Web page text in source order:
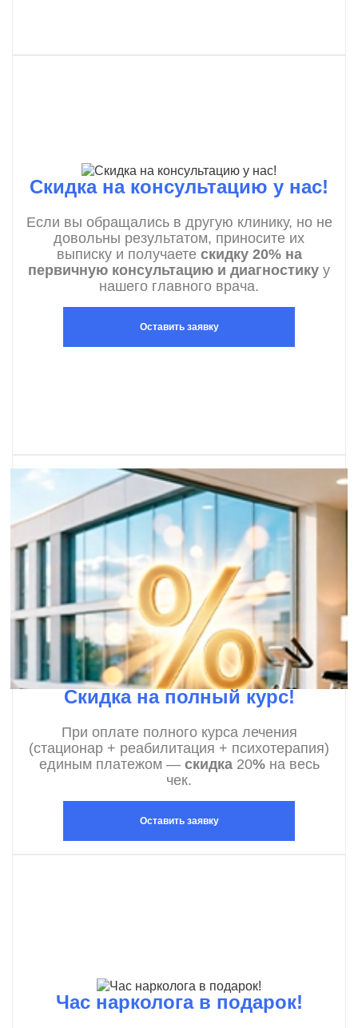
Скидка на консультацию у нас!
Если вы обращались в другую клинику, но не
довольны результатом, приносите их
выписку и получаете скидку 20% на
первичную консультацию и диагностику у
нашего главного врача.
Оставить заявку
Скидка на полный курс!
При оплате полного курса лечения
(стационар + реабилитация + психотерапия)
единым платежом — скидка 20%на весь
чек.
Оставить заявку
Час нарколога в подарок!